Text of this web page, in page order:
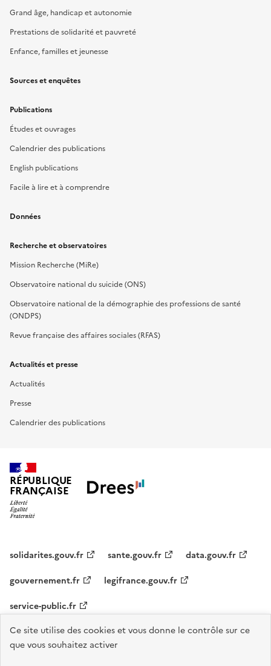
Grand âge, handicap et autonomie
Prestations de solidarité et pauvreté
Enfance, familles et jeunesse
Sources et enquêtes
Publications
Études et ouvrages
Calendrier des publications
English publications
Facile à lire et à comprendre
Données
Recherche et observatoires
Mission Recherche (MiRe)
Observatoire national du suicide (ONS)
Observatoire national de la démographie des professions de santé
(ONDPS)
Revue française des affaires sociales (RFAS)
Actualités et presse
Actualités
Presse
Calendrier des publications
RÉPUBLIQUE
FRANÇAISE
solidarites.gouv.fr sante.gouv.fr
data.gouv.fr
gouvernement.fr
legifrance.gouv.fr
service-public.fr
Accessibilité : Conforme
Ce site utilise des cookies et vous donne le contrôle sur ce
que vous souhaitez activer